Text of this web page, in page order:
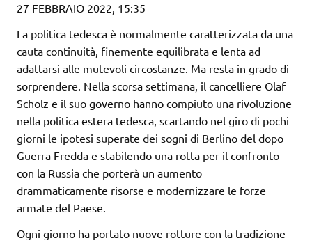
27 FEBBRAIO 2022, 15:35
La politica tedesca è normalmente caratterizzata da una
cauta continuità, finemente equilibrata e lenta ad
adattarsi alle mutevoli circostanze. Ma resta in grado di
sorprendere. Nella scorsa settimana, il cancelliere Olaf
Scholz e il suo governo hanno compiuto una rivoluzione
nella politica estera tedesca, scartando nel giro di pochi
giorni le ipotesi superate dei sogni di Berlino del dopo
Guerra Fredda e stabilendo una rotta per il confronto
con la Russia che porterà un aumento
drammaticamente risorse e modernizzare le forze
armate del Paese.
Ogni giorno ha portato nuove rotture con la tradizione